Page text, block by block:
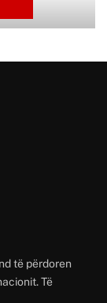
të përdoren
Të